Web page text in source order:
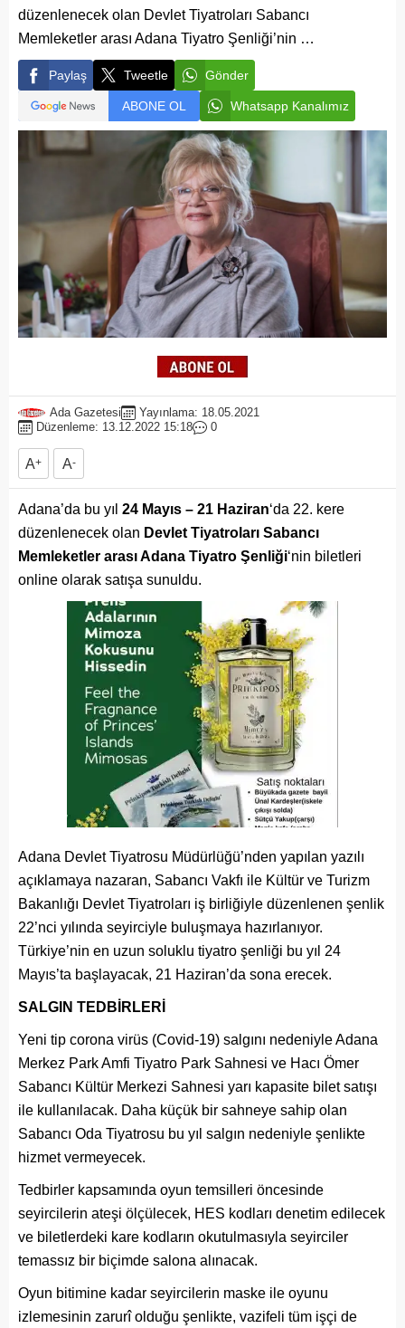
düzenlenecek olan Devlet Tiyatroları Sabancı
Memleketler arası Adana Tiyatro Şenliği’nin …
Paylaş Tweetle Gönder
ABONE OL Whatsapp Kanalımız
Ada Gazetesi
Yayınlama: 18.05.2021
Düzenleme: 13.12.2022 15:18
0
A+ A-
Adana’da bu yıl 24 Mayıs – 21 Haziran‘da 22. kere
düzenlenecek olan Devlet Tiyatroları Sabancı
Memleketler arası Adana Tiyatro Şenliği‘nin biletleri
online olarak satışa sunuldu.
Adana Devlet Tiyatrosu Müdürlüğü’nden yapılan yazılı
açıklamaya nazaran, Sabancı Vakfı ile Kültür ve Turizm
Bakanlığı Devlet Tiyatroları iş birliğiyle düzenlenen şenlik
22’nci yılında seyirciyle buluşmaya hazırlanıyor.
Türkiye’nin en uzun soluklu tiyatro şenliği bu yıl 24
Mayıs’ta başlayacak, 21 Haziran’da sona erecek.
SALGIN TEDBİRLERİ
Yeni tip corona virüs (Covid-19) salgını nedeniyle Adana
Merkez Park Amfi Tiyatro Park Sahnesi ve Hacı Ömer
Sabancı Kültür Merkezi Sahnesi yarı kapasite bilet satışı
ile kullanılacak. Daha küçük bir sahneye sahip olan
Sabancı Oda Tiyatrosu bu yıl salgın nedeniyle şenlikte
hizmet vermeyecek.
Tedbirler kapsamında oyun temsilleri öncesinde
seyircilerin ateşi ölçülecek, HES kodları denetim edilecek
ve biletlerdeki kare kodların okutulmasıyla seyirciler
temassız bir biçimde salona alınacak.
Oyun bitimine kadar seyircilerin maske ile oyunu
izlemesinin zarurî olduğu şenlikte, vazifeli tüm işçi de